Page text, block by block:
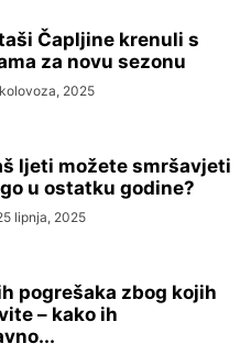
Čapljine krenuli s
za novu sezonu
2025
ljeti možete smršavjeti
u ostatku godine?
lipnja, 2025
pogrešaka zbog kojih
– kako ih